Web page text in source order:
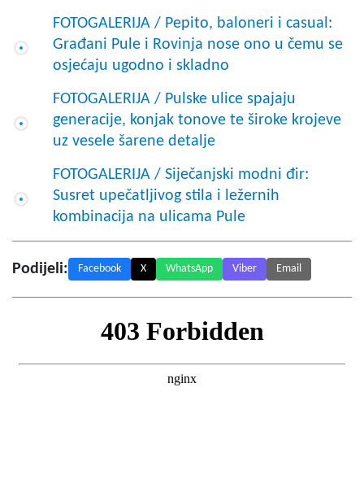
FOTOGALERIJA / Pepito, baloneri i casual:
Građani Pule i Rovinja nose ono u čemu se
osjećaju ugodno i skladno
FOTOGALERIJA / Pulske ulice spajaju
generacije, konjak tonove te široke krojeve
uz vesele šarene detalje
FOTOGALERIJA / Siječanjski modni đir:
Susret upečatljivog stila i ležernih
kombinacija na ulicama Pule
Podijeli: Facebook X WhatsApp Viber Email